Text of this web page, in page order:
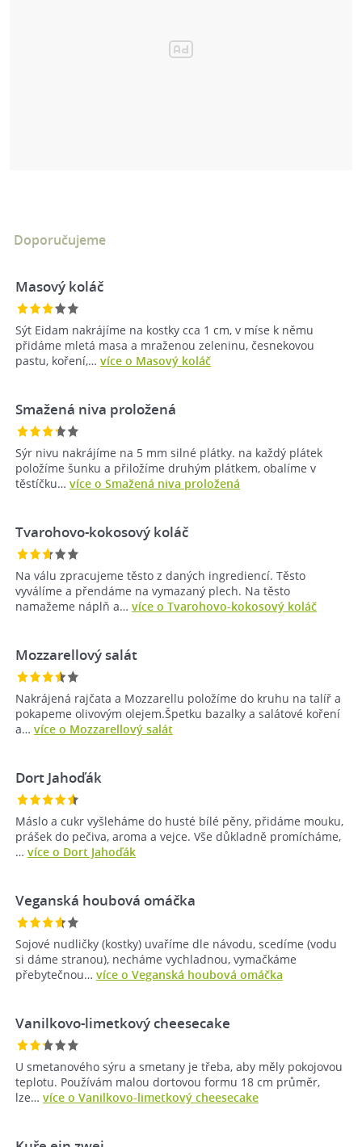
Doporučujeme
Masový koláč
Sýt Eidam nakrájíme na kostky cca 1 cm, v míse k němu
přidáme mletá masa a mraženou zeleninu, česnekovou
pastu, koření,… více o Masový koláč
Smažená niva proložená
Sýr nivu nakrájíme na 5 mm silné plátky. na každý plátek
položíme šunku a přiložíme druhým plátkem, obalíme v
těstíčku… více o Smažená niva proložená
Tvarohovo-kokosový koláč
Na válu zpracujeme těsto z daných ingrediencí. Těsto
vyválíme a přendáme na vymazaný plech. Na těsto
namažeme náplň a… více o Tvarohovo-kokosový koláč
Mozzarellový salát
Nakrájená rajčata a Mozzarellu položíme do kruhu na talíř a
pokapeme olivovým olejem.Špetku bazalky a salátové koření
a… více o Mozzarellový salát
Dort Jahoďák
Máslo a cukr vyšleháme do husté bílé pěny, přidáme mouku,
prášek do pečiva, aroma a vejce. Vše důkladně promícháme,
… více o Dort Jahoďák
Veganská houbová omáčka
Sojové nudličky (kostky) uvaříme dle návodu, scedíme (vodu
si dáme stranou), necháme vychladnou, vymačkáme
přebytečnou… více o Veganská houbová omáčka
Vanilkovo-limetkový cheesecake
U smetanového sýru a smetany je třeba, aby měly pokojovou
teplotu. Používám malou dortovou formu 18 cm průměr,
lze… více o Vanilkovo-limetkový cheesecake